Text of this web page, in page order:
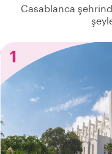
Casablanca
1